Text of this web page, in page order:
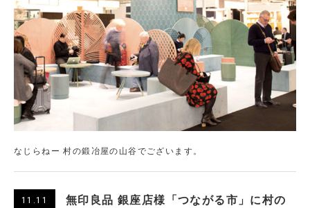
なじらねー 村の鍛冶屋の山谷でございます。
11.11
無印良品 銀座店様「つながる市」に村の